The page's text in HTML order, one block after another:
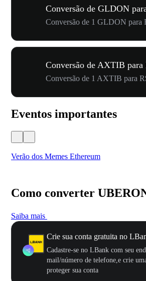
Conversão de GLDON
Conversão de 1 GLDON para
Conversão de AXTIB para
Conversão de 1 AXTIB para
Eventos importantes
Verão dos Memes Ethereum
Como converter
Saiba mais
Crie sua conta gratuita no
Cadastre-se no LBank com seu
mail/número de telefone,e crie
proteger sua conta